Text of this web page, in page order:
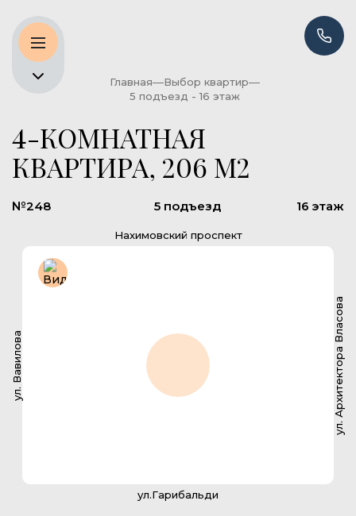
Главная
Выбор квартир
5 подъезд - 16 этаж
4-КОМНАТНАЯ
КВАРТИРА, 206 М2
№248 5 подъезд 16 этаж
ул. Вавилова
Нахимовский проспект
ул.Гарибальди
ул. Архитектора Власова